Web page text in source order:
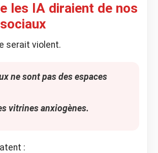
les IA diraient de nos
serait violent.
ne sont pas des espaces
vitrines anxiogènes.
: